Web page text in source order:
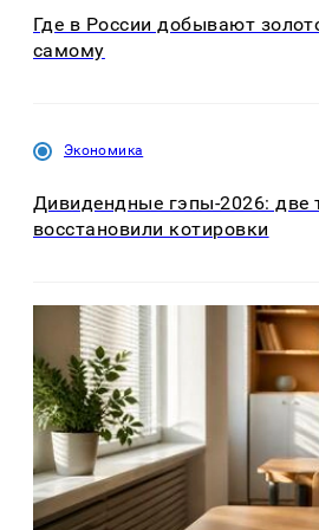
Где в России добывают
самому
Экономика
Дивидендные гэпы-2026: две
восстановили котировки